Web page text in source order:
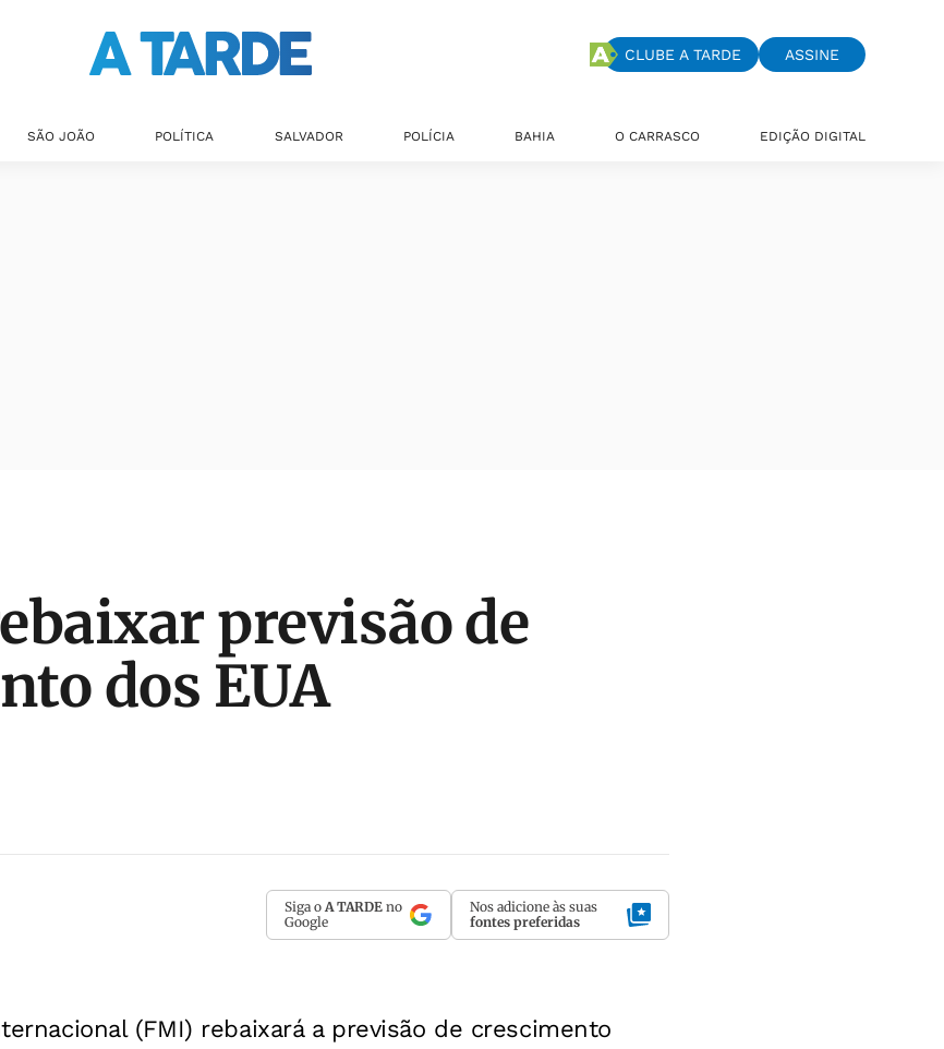
CLUBE A TARDE ASSINE
SÃO JOÃO POLÍTICA SALVADOR POLÍCIA BAHIA O CARRASCO EDIÇÃO DIGITAL
previsão de
dos EUA
Siga o A TARDE no
Google
Nos adicione às suas
fontes preferidas
(FMI) rebaixará a previsão de crescimento